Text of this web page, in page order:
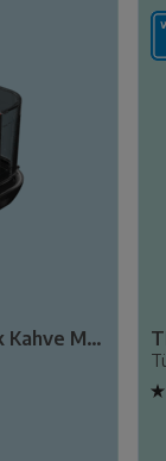
TKM 8961 K Yeni Keyf Türk Kahve Makinesi